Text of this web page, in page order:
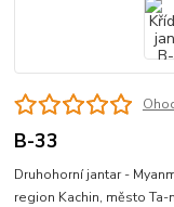
B-33
Druhohorní jantar -
region Kachin, město